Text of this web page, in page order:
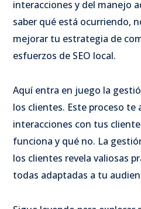
interacciones y del manejo
saber qué está ocurriendo,
mejorar tu estrategia de
esfuerzos de SEO local.
Aquí entra en juego la
los clientes. Este proceso te
interacciones con tus
funciona y qué no. La
los clientes revela valiosas
todas adaptadas a tu